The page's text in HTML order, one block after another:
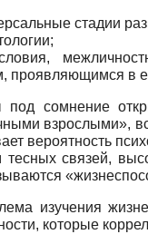
стадии
проявляющимся в
сомнение
взрослыми»,
вероятность
связей,
изучения
которые